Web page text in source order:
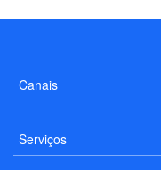
Canais
Serviços